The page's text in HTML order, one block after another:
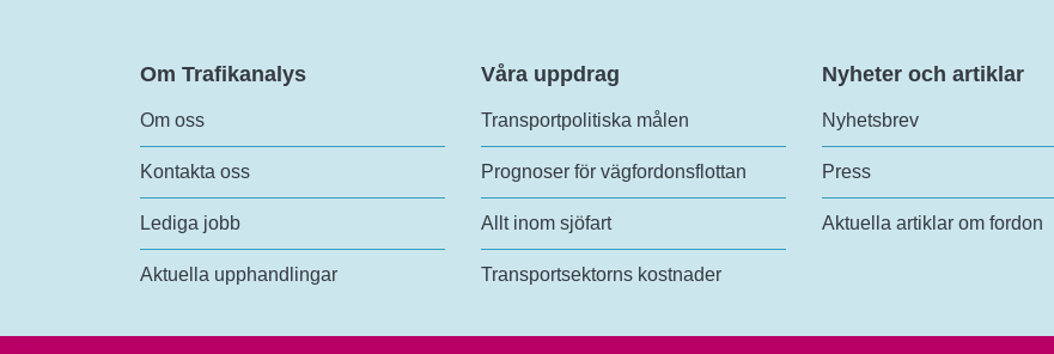
Om Trafikanalys
Om oss
Kontakta oss
Lediga jobb
Aktuella upphandlingar
Våra uppdrag
Transportpolitiska målen
Prognoser för vägfordonsflottan
Allt inom sjöfart
Transportsektorns kostnader
Nyheter och artiklar
Nyhetsbrev
Press
Aktuella artiklar om fordon